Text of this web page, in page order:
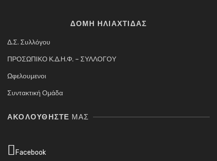
ΔΟΜΗ ΗΛΙΑΧΤΙΔΑΣ
Δ.Σ. Συλλόγου
ΠΡΟΣΩΠΙΚΟ Κ.Δ.Η.Φ. – ΣΥΛΛΟΓΟΥ
Ωφελουμενοι
Συντακτική Ομάδα
ΑΚΟΛΟΥΘΉΣΤΕ ΜΑΣ
Facebook